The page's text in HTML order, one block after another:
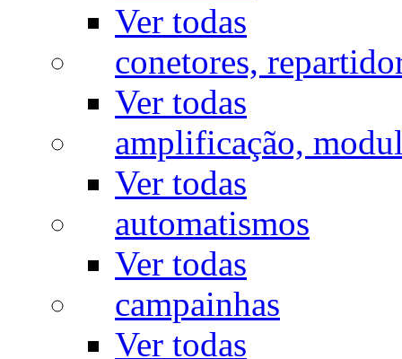
Ver todas
conetores,
Ver todas
amplificação,
Ver todas
automatismos
Ver todas
campainhas
Ver todas